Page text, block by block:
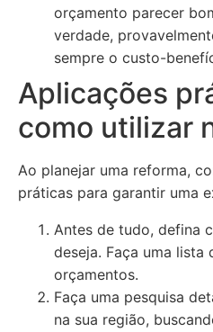
orçamento parecer
verdade,
sempre o custo-
Aplicações
como utilizar
Ao planejar uma reforma,
práticas para garantir uma
Antes de tudo, defina
deseja. Faça uma lista
orçamentos.
Faça uma pesquisa
na sua região,